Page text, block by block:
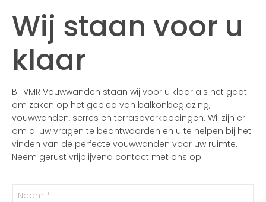
Wij staan voor u
klaar
Bij VMR Vouwwanden staan wij voor u klaar als het gaat
om zaken op het gebied van balkonbeglazing,
vouwwanden, serres en terrasoverkappingen. Wij zijn er
om al uw vragen te beantwoorden en u te helpen bij het
vinden van de perfecte vouwwanden voor uw ruimte.
Neem gerust vrijblijvend contact met ons op!